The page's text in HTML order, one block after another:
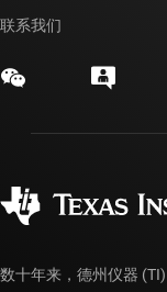
活动
投资者关系
myTI 帐户常见问题解答
发货、付款和税费
联系我们
数十年来，德州仪器